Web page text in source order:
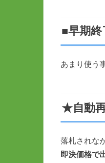
■早期終
あまり使う
★自動
落札されな
即決価格で